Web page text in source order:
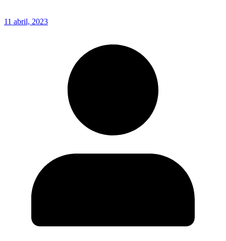
11 abril, 2023